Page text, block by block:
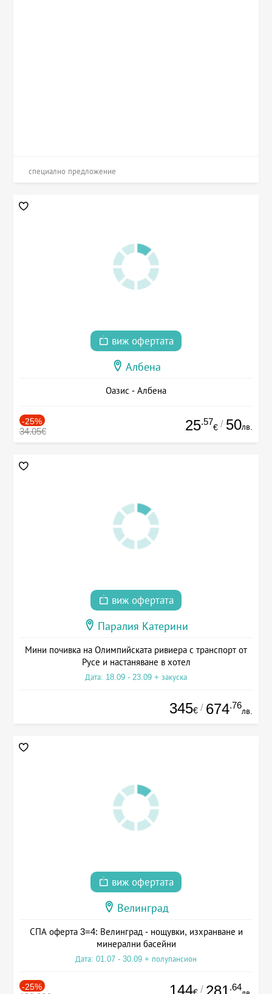
специално предложение
виж офертата
Албена
Оазис - Албена
-25%
34.05€ 25.57
€ / 50лв.
виж офертата
Паралия Катерини
Мини почивка на Олимпийската ривиера с транспорт от
Русе и настаняване в хотел
Дата: 18.09 - 23.09 + закуска
345€ / 674.76
лв.
виж офертата
Велинград
СПА оферта 3=4: Велинград - нощувки, изхранване и
минерални басейни
Дата: 01.07 - 30.09 + полупансион
-25% 144 / 281 .64